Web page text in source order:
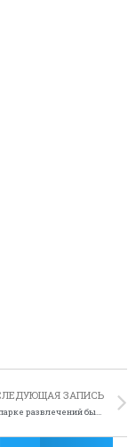
ЗАПИСЬ
Аттракцион в парке развлечений был слишком страшный